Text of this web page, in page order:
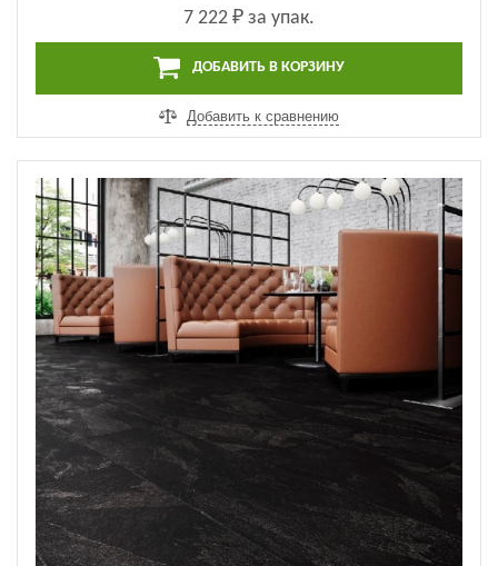
7 222 ₽ за упак.
ДОБАВИТЬ В КОРЗИНУ
Добавить к сравнению